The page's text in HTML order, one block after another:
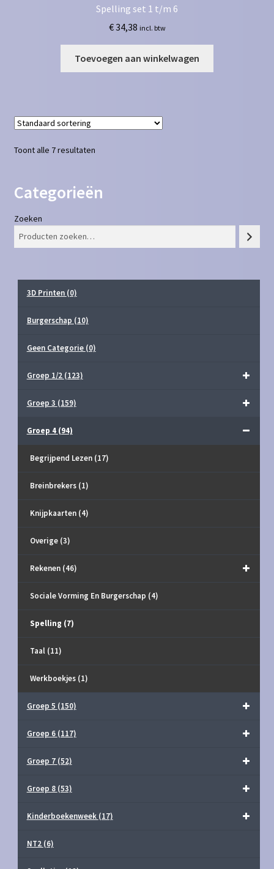
Spelling set 1 t/m 6
€34,38 incl. btw
Toevoegen aan winkelwagen
Toont alle 7 resultaten
Categorieën
Zoeken
3D Printen (0)
Burgerschap (10)
Geen Categorie (0)
Groep 1/2 (123)
Groep 3 (159)
Groep 4 (94)
Begrijpend Lezen (17)
Breinbrekers (1)
Knijpkaarten (4)
Overige (3)
Rekenen (46)
Sociale Vorming En Burgerschap (4)
Spelling (7)
Taal (11)
Werkboekjes (1)
Groep 5 (150)
Groep 6 (117)
Groep 7 (52)
Groep 8 (53)
Kinderboekenweek (17)
NT2 (6)